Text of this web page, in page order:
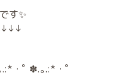
す✨
↓↓↓
・ﾟ ✽.｡.:*・ﾟ